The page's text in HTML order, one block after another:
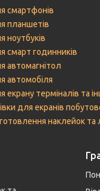
смартфонів
планшетів
ноутбуків
смарт годинників
автомагнітол
автомобіля
екрану терміналів та
для екранів
наклейок та